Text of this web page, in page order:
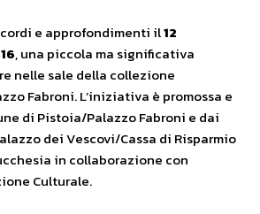
e approfondimenti il12
, una piccola ma significativa
nelle sale della collezione
Fabroni. L’iniziativa è promossa e
di Pistoia/Palazzo Fabroni e dai
dei Vescovi/Cassa di Risparmio
in collaborazione con
Culturale.